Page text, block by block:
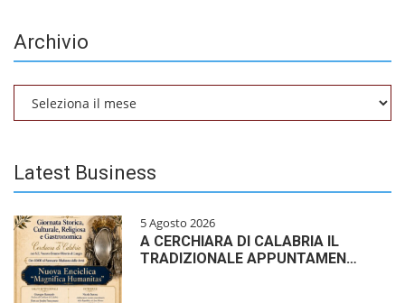
Archivio
Latest Business
5 Agosto 2026
A CERCHIARA DI CALABRIA IL
TRADIZIONALE APPUNTAMEN…